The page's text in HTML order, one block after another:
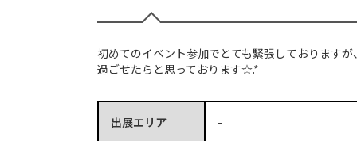
初めてのイベント参加でとても緊張しております
過ごせたらと思っております☆.*
出展エリア -